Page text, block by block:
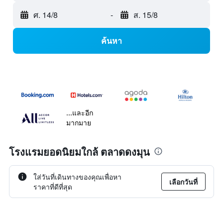
ศ. 14/8 - ส. 15/8
ค้นหา
...และอีก
มากมาย
โรงแรมยอดนิยมใกล้ ตลาดดงมุน
ใส่วันที่เดินทางของคุณเพื่อหา
ราคาที่ดีที่สุด
เลือกวันที่